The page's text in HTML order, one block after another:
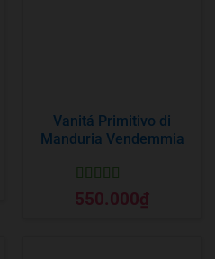
Vanitá Primitivo di
Manduria Vendemmia
Được xếp
hạng55 sao
550.000₫